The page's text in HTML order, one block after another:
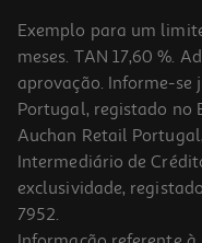
Exemplo para um
meses. TAN 17,60 %.
aprovação. Informe-se
Portugal, registado no
Auchan Retail
Intermediário de
exclusividade,
7952.